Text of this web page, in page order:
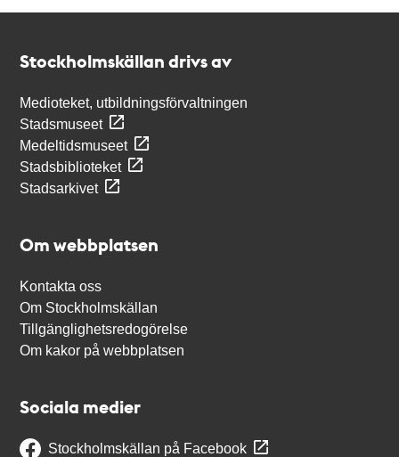
Stockholmskällan drivs av
Medioteket, utbildningsförvaltningen
Stadsmuseet
Medeltidsmuseet
Stadsbiblioteket
Stadsarkivet
Om webbplatsen
Kontakta oss
Om Stockholmskällan
Tillgänglighetsredogörelse
Om kakor på webbplatsen
Sociala medier
Stockholmskällan på Facebook